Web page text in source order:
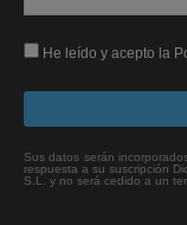
He leído y acepto la
Sus datos serán
respuesta a su suscripción
S.L. y no será cedido a un